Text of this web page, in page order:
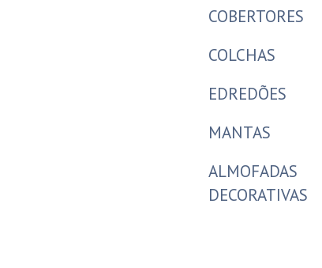
COBERTORES
COLCHAS
EDREDÕES
MANTAS
ALMOFADAS
DECORATIVAS